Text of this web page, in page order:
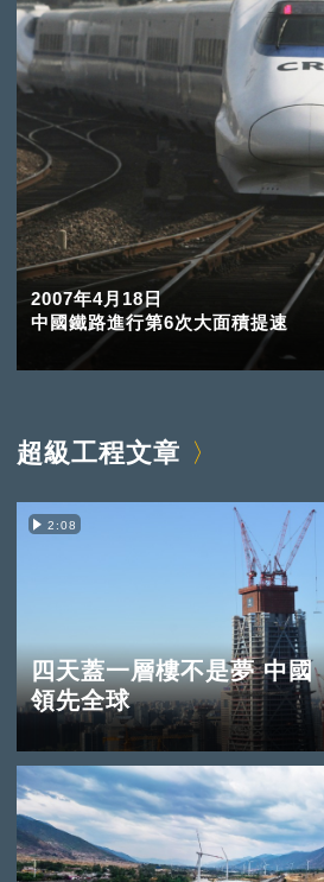
2007年4月18日
中國鐵路進行第6次大面積提速
超級工程文章
2:08
四天蓋一層樓不是夢 中國
領先全球